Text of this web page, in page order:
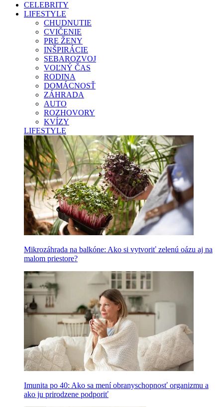
CELEBRITY
LIFESTYLE
CHUDNUTIE
CVIČENIE
PRE ŽENY
INŠPIRÁCIE
SEBAROZVOJ
VOĽNÝ ČAS
RODINA
DOMÁCNOSŤ
ZÁHRADA
AUTO
ROZHOVORY
KVÍZY
LIFESTYLE
Mikrozáhrada na balkóne: Ako si vytvoriť zelenú oázu aj na
malom priestore?
Imunita po 40: Ako sa mení obranyschopnosť organizmu a
ako ju prirodzene podporiť